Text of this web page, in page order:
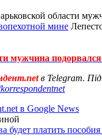
области
мине
мужчина подорвался
в Telegram.
в Google News
будет платить